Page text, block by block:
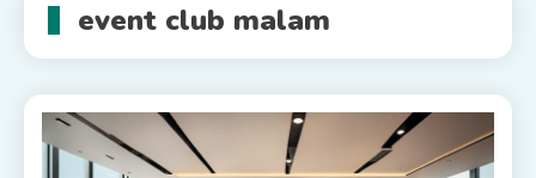
event club malam